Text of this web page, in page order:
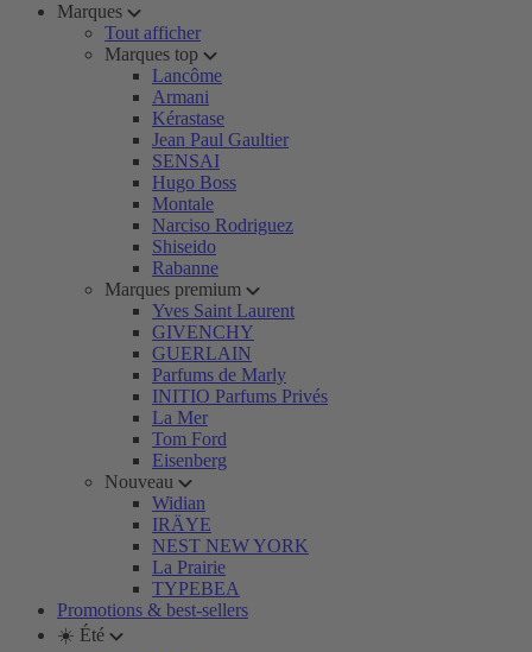
Marques
Tout afficher
Marques top
Lancôme
Armani
Kérastase
Jean Paul Gaultier
SENSAI
Hugo Boss
Montale
Narciso Rodriguez
Shiseido
Rabanne
Marques premium
Yves Saint Laurent
GIVENCHY
GUERLAIN
Parfums de Marly
INITIO Parfums Privés
La Mer
Tom Ford
Eisenberg
Nouveau
Widian
IRÄYE
NEST NEW YORK
La Prairie
TYPEBEA
Promotions & best-sellers
☀️ Été